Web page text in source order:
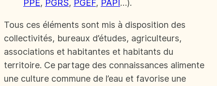
PPE, PGRS, PGEF, PAPI…).
Tous ces éléments sont mis à disposition des
collectivités, bureaux d’études, agriculteurs,
associations et habitantes et habitants du
territoire. Ce partage des connaissances alimente
une culture commune de l’eau et favorise une